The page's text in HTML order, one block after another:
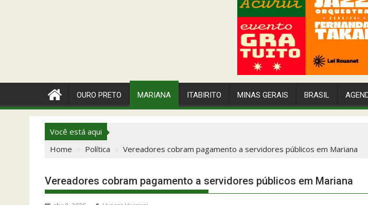
OURO PRETO MARIANA ITABIRITO MINAS GERAIS BRASIL
Você está aqui
Home
Política Vereadores cobram pagamento a servidores públicos em Mariana
Vereadores cobram pagamento a servidores públicos em Mariana